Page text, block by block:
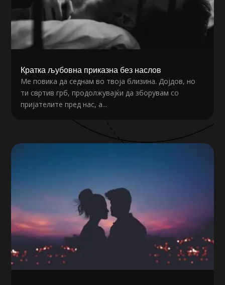
Кратка љубовна приказна без наслов
Ме повика да седнам во твоја близина. Дојдов, но
ти свртив грб, продолжувајќи да зборувам со
пријателите пред нас, а...